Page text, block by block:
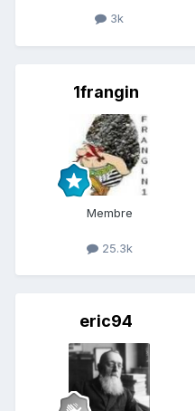
3k
1frangin
Membre
25.3k
eric94